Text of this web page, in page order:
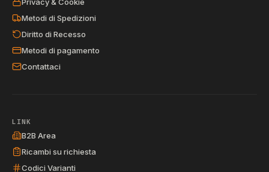
Metodi di Spedizioni
Diritto di Recesso
Metodi di pagamento
Contattaci
LINK
B2B Area
Ricambi su richiesta
Codici Varianti